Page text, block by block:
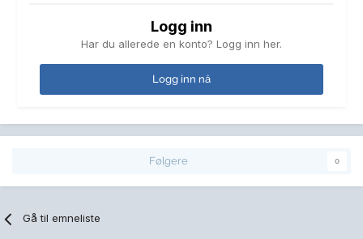
Logg inn
Har du allerede en konto? Logg inn her.
Logg inn nå
Følgere 0
Gå til emneliste